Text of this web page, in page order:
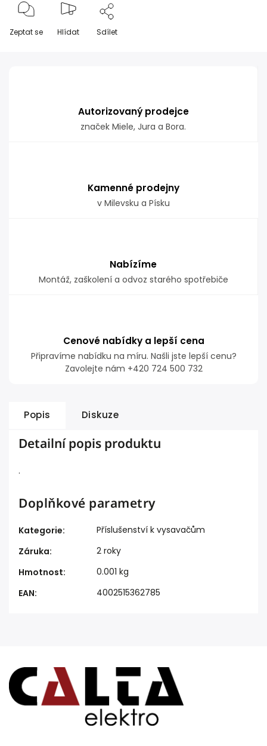
Zeptat se Hlídat Sdílet
Autorizovaný prodejce
značek Miele, Jura a Bora.
Kamenné prodejny
v Milevsku a Písku
Nabízíme
Montáž, zaškolení a odvoz starého spotřebiče
Cenové nabídky a lepší cena
Připravíme nabídku na míru. Našli jste lepší cenu?
Zavolejte nám +420 724 500 732
Popis Diskuze
Detailní popis produktu
.
Doplňkové parametry
Kategorie:
Příslušenství k vysavačům
Záruka:
2 roky
Hmotnost:
0.001 kg
EAN: 4002515362785